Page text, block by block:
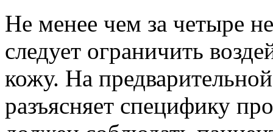
Не менее чем за четыре
следует ограничить
кожу. На
разъясняет специфику